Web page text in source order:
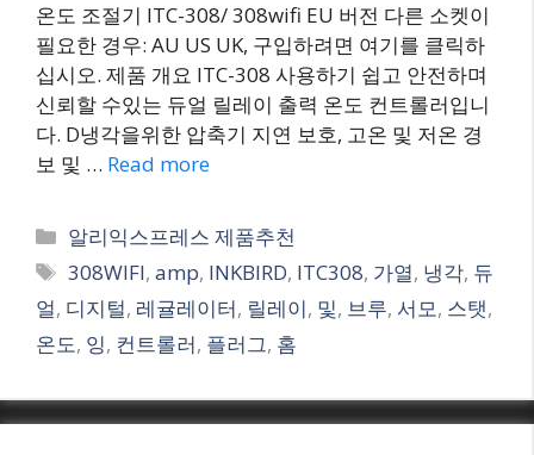
온도 조절기 ITC-308/ 308wifi EU 버전 다른 소켓이
필요한 경우: AU US UK, 구입하려면 여기를 클릭하
십시오. 제품 개요 ITC-308 사용하기 쉽고 안전하며
신뢰할 수있는 듀얼 릴레이 출력 온도 컨트롤러입니
다. D냉각을위한 압축기 지연 보호, 고온 및 저온 경
보 및 … Read more
Categories
알리익스프레스 제품추천
Tags
308WIFI,amp, INKBIRD, ITC308, 가열, 냉각, 듀
얼, 디지털, 레귤레이터, 릴레이, 및, 브루, 서모, 스탯,
온도, 잉, 컨트롤러, 플러그, 홈